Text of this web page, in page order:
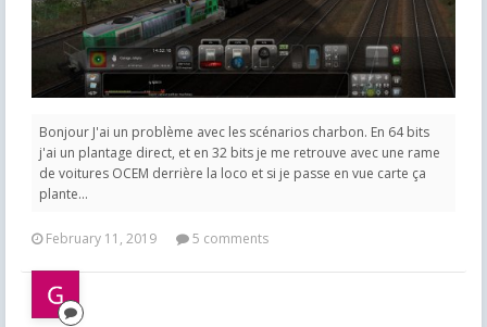
Bonjour J'ai un problème avec les scénarios charbon. En 64 bits
j'ai un plantage direct, et en 32 bits je me retrouve avec une rame
de voitures OCEM derrière la loco et si je passe en vue carte ça
plante...
February 11, 2019 5 comments